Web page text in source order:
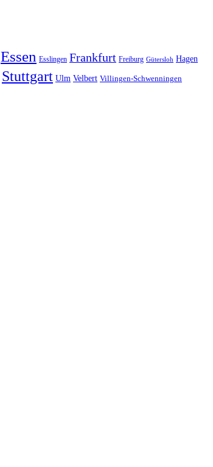
Essen Esslingen Frankfurt Freiburg Gütersloh Hagen
Stuttgart Ulm Velbert Villingen-Schwenningen